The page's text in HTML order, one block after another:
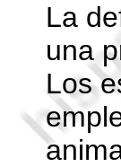
La
una
Los